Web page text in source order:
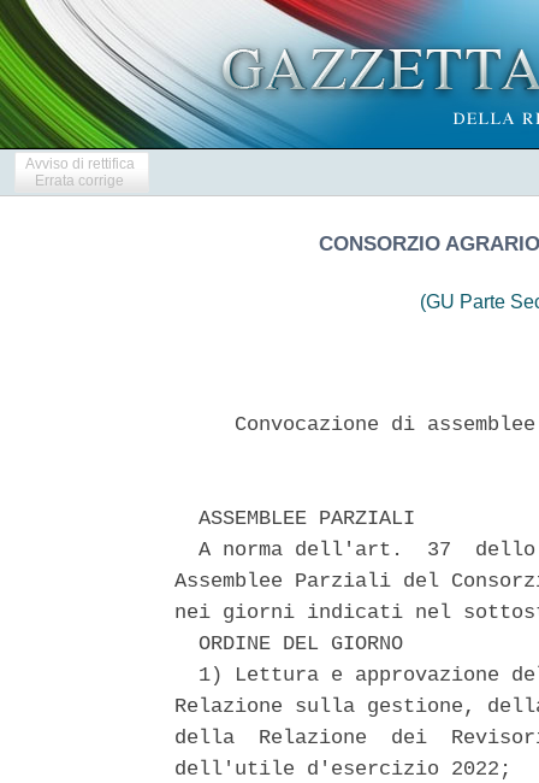
Avviso di rettifica
Errata corrige
CONSORZIO
(GU Parte
Convocazione di
  ASSEMBLEE PARZIALI
A norma dell'art.  37
Assemblee Parziali del
nei giorni indicati nel
  ORDINE DEL GIORNO
1) Lettura e approvazione
Relazione sulla gestione,
della  Relazione  dei
dell'utile d'esercizio 2022;